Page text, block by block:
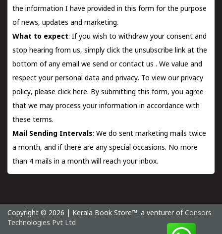
the information I have provided in this form for the purpose
of news, updates and marketing.
What to expect: If you wish to withdraw your consent and
stop hearing from us, simply click the unsubscribe link at the
bottom of any email we send orcontact us . We value and
respect your personal data and privacy. To view our privacy
policy, please click here. By submitting this form, you agree
that we may process your information in accordance with
these terms.
Mail Sending Intervals: We do sent marketing mails twice
a month, and if there are any special occasions. No more
than 4 mails in a month will reach your inbox.
Copyright © 2026 | Kerala Book Store™. a venturer of Consors
Technologies Pvt Ltd